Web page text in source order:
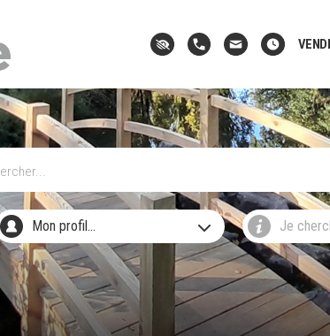
Mon profil... Je